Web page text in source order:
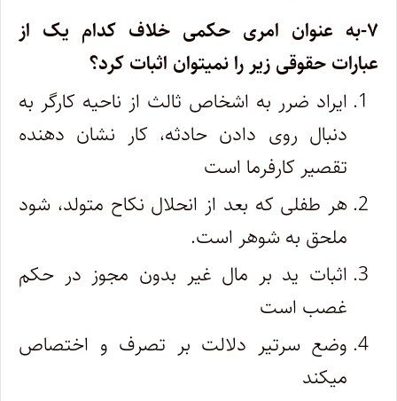
۷-به عنوان امری حکمی خلاف کدام یک از
عبارات حقوقی زیر را نمیتوان اثبات کرد؟
ایراد ضرر به اشخاص ثالث از ناحیه کارگر به
دنبال روی دادن حادثه، کار نشان دهنده
تقصیر کارفرما است
هر طفلی که بعد از انحلال نکاح متولد، شود
ملحق به شوهر است.
اثبات ید بر مال غیر بدون مجوز در حکم
غصب است
وضع سرتیر دلالت بر تصرف و اختصاص
میکند